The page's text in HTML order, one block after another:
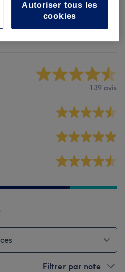
139 avis
Filtrer par note
Autoriser tous les
cookies